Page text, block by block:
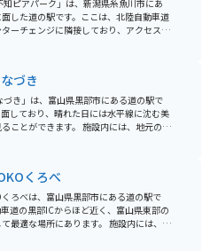
知ピアパーク」は、新潟県糸魚川市にあ
した道の駅です。ここは、北陸自動車道
ーチェンジに隣接しており、アクセスも
内には、レストランや売店があり、地元
景です。展望台からは、日本海の荒波が
快な海岸線「親不知・子不知」を一望する
。この断崖絶壁の風景は、古くから旅人
ぶってきました。また、晴れた日には、
もできます。 バイクで訪れる場
とったり、写真を撮ったりして楽しむこ
パ
ている「糸魚川ジオパーク」の観光スポ
います。中でも、親不知海岸から約1km
親不知記念館」は、江戸時代の旅の苦労
史について学ぶことができるのでおすす
づき
づき」は、富山県黒部市にある道の駅で
しており、晴れた日には水平線に沈む美
きます。 施設内には、地元の新
売する「魚々の駅」、地元産の野菜や特
紅ズワイガニを使った「紅ズワイガニ
る場合、道の駅には
備されているので安心です。また、日本
道8号線は、景色が良くツーリングにも
くろべ
ろべは、富山県黒部市にある道の駅で
道の黒部ICからほど近く、富山県東部の
な場所にあります。 施設内には、地
や果物を販売する「よんなな市場」や、